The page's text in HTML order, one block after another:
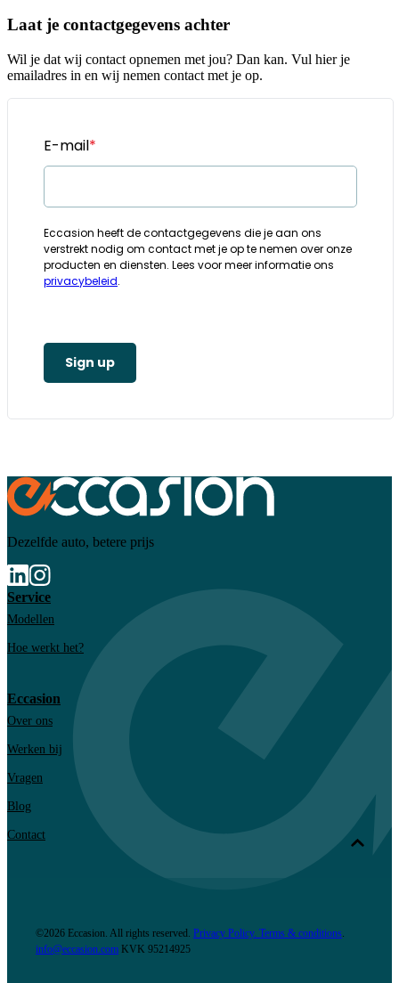
Laat je contactgegevens achter
Wil je dat wij contact opnemen met jou? Dan kan. Vul hier je
emailadres in en wij nemen contact met je op.
E-mail*
Eccasion heeft de contactgegevens die je aan ons
verstrekt nodig om contact met je op te nemen over onze
producten en diensten. Lees voor meer informatie ons
privacybeleid.
Sign up
Dezelfde auto, betere prijs
Service
Modellen
Hoe werkt het?
Eccasion
Over ons
Werken bij
Vragen
Blog
Contact
©2026 Eccasion. All rights reserved. Privacy Policy. Terms & conditions.
info@eccasion.com KVK 95214925